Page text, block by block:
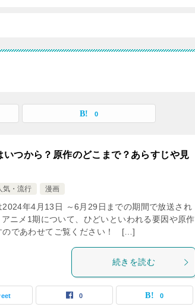
0
いつから？原作のどこまで？あらすじや見
気・流行 漫画
2024年4月13日 ～6月29日までの期間で放送され
ニメ1期について、ひどいといわれる要因や原作
のであわせてご覧ください！ […]
続きを読む
0 0